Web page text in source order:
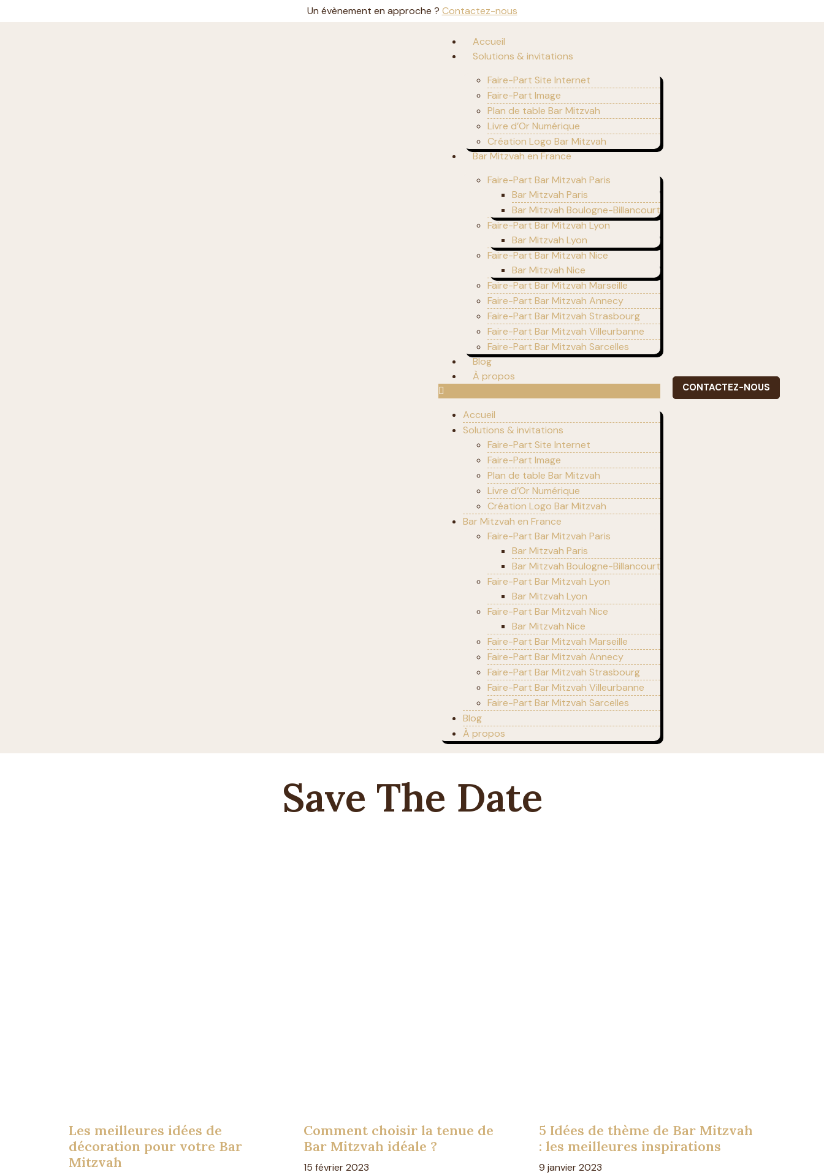
Un évènement en approche ? Contactez-nous
Accueil
Solutions & invitations
Faire-Part Site Internet
Faire-Part Image
Plan de table Bar Mitzvah
Livre d’Or Numérique
Création Logo Bar Mitzvah
Bar Mitzvah en France
Faire-Part Bar Mitzvah Paris
Bar Mitzvah Paris
Bar Mitzvah Boulogne-Billancourt
Faire-Part Bar Mitzvah Lyon
Bar Mitzvah Lyon
Faire-Part Bar Mitzvah Nice
Bar Mitzvah Nice
Faire-Part Bar Mitzvah Marseille
Faire-Part Bar Mitzvah Annecy
Faire-Part Bar Mitzvah Strasbourg
Faire-Part Bar Mitzvah Villeurbanne
Faire-Part Bar Mitzvah Sarcelles
Blog
À propos
Accueil
Solutions & invitations
Faire-Part Site Internet
Faire-Part Image
Plan de table Bar Mitzvah
Livre d’Or Numérique
Création Logo Bar Mitzvah
Bar Mitzvah en France
Faire-Part Bar Mitzvah Paris
Bar Mitzvah Paris
Bar Mitzvah Boulogne-Billancourt
Faire-Part Bar Mitzvah Lyon
Bar Mitzvah Lyon
Faire-Part Bar Mitzvah Nice
Bar Mitzvah Nice
Faire-Part Bar Mitzvah Marseille
Faire-Part Bar Mitzvah Annecy
Faire-Part Bar Mitzvah Strasbourg
Faire-Part Bar Mitzvah Villeurbanne
Faire-Part Bar Mitzvah Sarcelles
Blog
À propos
CONTACTEZ-NOUS
Save The Date
Les meilleures idées de
décoration pour votre Bar
Mitzvah
Comment choisir la tenue de
Bar Mitzvah idéale ?
15 février 2023
5 Idées de thème de Bar Mitzvah
: les meilleures inspirations
9 janvier 2023